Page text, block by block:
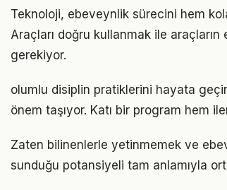
Teknoloji, ebeveynlik sürecini hem
Araçları doğru kullanmak ile
gerekiyor.
olumlu disiplin pratiklerini hayata
önem taşıyor. Katı bir program hem
Zaten bilinenlerle yetinmemek ve
sunduğu potansiyeli tam anlamıyla